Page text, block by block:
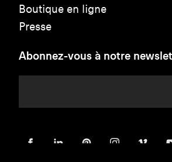
Boutique en ligne
Presse
Abonnez-vous à notre